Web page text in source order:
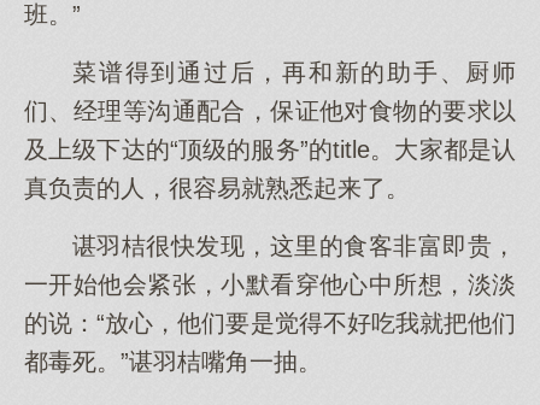
班。”
菜谱得到通过后，再和新的助手、厨师
们、经理等沟通配合，保证他对食物的要求以
及上级下达的“顶级的服务”的title。大家都是认
真负责的人，很容易就熟悉起来了。
谌羽桔很快发现，这里的食客非富即贵，
一开始他会紧张，小默看穿他心中所想，淡淡
的说：“放心，他们要是觉得不好吃我就把他们
都毒死。”谌羽桔嘴角一抽。